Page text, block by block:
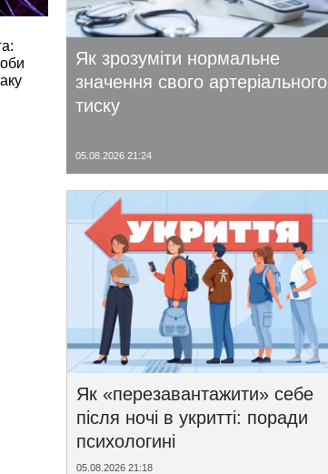
Як зрозуміти нормальне
значення свого артеріального
тиску
05.08.2026 21:24
Як «перезавантажити» себе
після ночі в укритті: поради
психологині
05.08.2026 21:18